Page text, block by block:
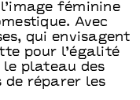
féminine
Avec
qui envisagent
pour l’égalité
plateau des
de réparer les